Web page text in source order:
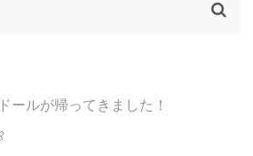
ールが帰ってきました！